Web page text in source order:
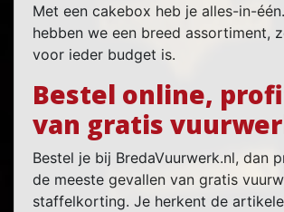
Met een cakebox heb je alles-in-
hebben we een breed assortiment,
voor ieder budget is.
Bestel online,
van gratis
Bestel je bij BredaVuurwerk.nl, dan
de meeste gevallen van gratis
staffelkorting. Je herkent de